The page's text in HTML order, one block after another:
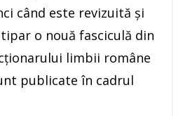
când este revizuită și
o nouă fasciculă din
limbii române
publicate în cadrul